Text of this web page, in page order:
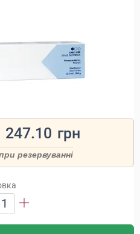
247.10 грн
резервуванні
1